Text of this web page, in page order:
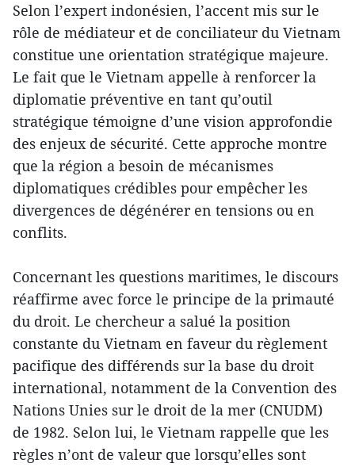
Selon l’expert indonésien, l’accent mis sur le
rôle de médiateur et de conciliateur du Vietnam
constitue une orientation stratégique majeure.
Le fait que le Vietnam appelle à renforcer la
diplomatie préventive en tant qu’outil
stratégique témoigne d’une vision approfondie
des enjeux de sécurité. Cette approche montre
que la région a besoin de mécanismes
diplomatiques crédibles pour empêcher les
divergences de dégénérer en tensions ou en
conflits.
Concernant les questions maritimes, le discours
réaffirme avec force le principe de la primauté
du droit. Le chercheur a salué la position
constante du Vietnam en faveur du règlement
pacifique des différends sur la base du droit
international, notamment de la Convention des
Nations Unies sur le droit de la mer (CNUDM)
de 1982. Selon lui, le Vietnam rappelle que les
règles n’ont de valeur que lorsqu’elles sont